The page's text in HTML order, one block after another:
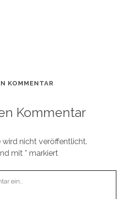
KOMMENTAR
Kommentar
nicht veröffentlicht.
mit * markiert